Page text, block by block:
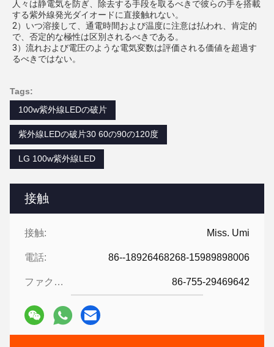
接触
接触: Miss. Umi
電話: 86--18926468268-15989898006
ファクシミリ: 86-755-29469642
人々は静電気を防ぎ、除去する手段を取るべきで彼らの手を搭載
する紫外線発光ダイオードに直接触れない。
2）いつ溶接して、通電時間および温度に注意は払われ、肯定的
で、否定的な極性は区別されるべきである。
3）流れおよび電圧のような電気変数は評価される価値を超過す
るべきではない。
Tags:
100w紫外線LEDの破片
紫外線LEDの破片30 60の90の120度
LG 100w紫外線LED